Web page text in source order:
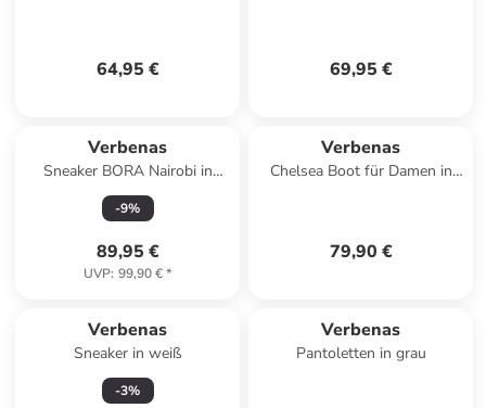
64,95 € 69,95 €
Verbenas
Sneaker BORA Nairobi in
Beige
-9%
89,95 €
UVP: 99,90 €*
Verbenas
Chelsea Boot für Damen in
79,90 €
Verbenas
Sneaker in weiß
-3%
Verbenas
Pantoletten in grau